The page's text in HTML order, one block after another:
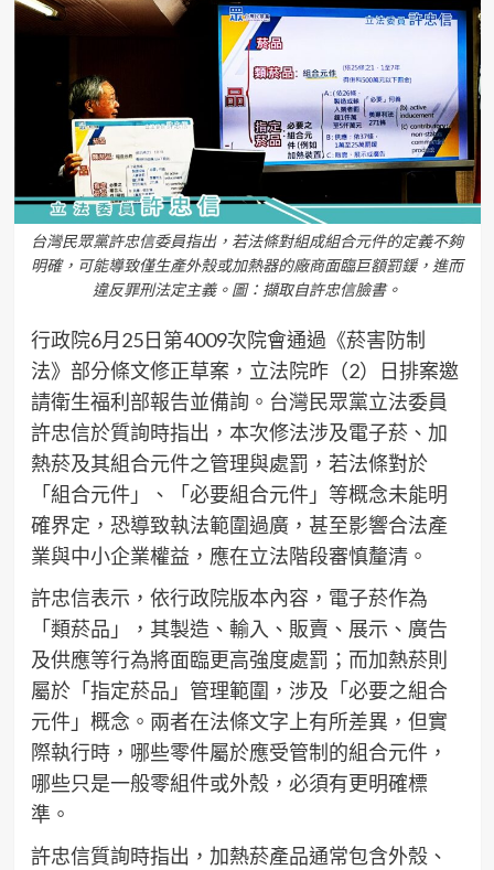
台灣民眾黨許忠信委員指出，若法條對組成組合元件的定義不夠
明確，可能導致僅生產外殼或加熱器的廠商面臨巨額罰鍰，進而
違反罪刑法定主義。圖：擷取自許忠信臉書。
行政院6月25日第4009次院會通過《菸害防制
法》部分條文修正草案，立法院昨（2）日排案邀
請衛生福利部報告並備詢。台灣民眾黨立法委員
許忠信於質詢時指出，本次修法涉及電子菸、加
熱菸及其組合元件之管理與處罰，若法條對於
「組合元件」、「必要組合元件」等概念未能明
確界定，恐導致執法範圍過廣，甚至影響合法產
業與中小企業權益，應在立法階段審慎釐清。
許忠信表示，依行政院版本內容，電子菸作為
「類菸品」，其製造、輸入、販賣、展示、廣告
及供應等行為將面臨更高強度處罰；而加熱菸則
屬於「指定菸品」管理範圍，涉及「必要之組合
元件」概念。兩者在法條文字上有所差異，但實
際執行時，哪些零件屬於應受管制的組合元件，
哪些只是一般零組件或外殼，必須有更明確標
準。
許忠信質詢時指出，加熱菸產品通常包含外殼、